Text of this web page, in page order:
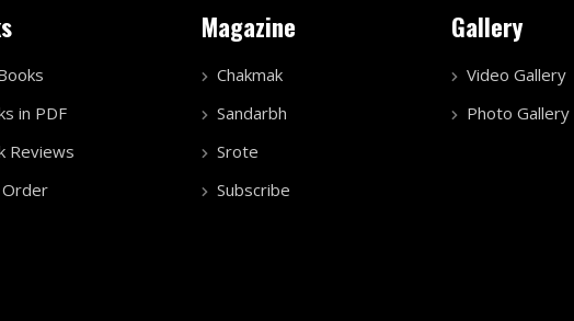
in PDF
Reviews
Order
Magazine
Chakmak
Sandarbh
Srote
Subscribe
Gallery
Video Gallery
Photo Gallery